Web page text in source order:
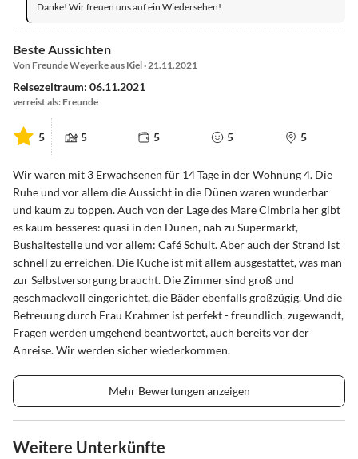
Danke! Wir freuen uns auf ein Wiedersehen!
Beste Aussichten
Von Freunde Weyerke aus Kiel · 21.11.2021
Reisezeitraum: 06.11.2021
verreist als: Freunde
5 5 5 5 5
Wir waren mit 3 Erwachsenen für 14 Tage in der Wohnung 4. Die
Ruhe und vor allem die Aussicht in die Dünen waren wunderbar
und kaum zu toppen. Auch von der Lage des Mare Cimbria her gibt
es kaum besseres: quasi in den Dünen, nah zu Supermarkt,
Bushaltestelle und vor allem: Café Schult. Aber auch der Strand ist
schnell zu erreichen. Die Küche ist mit allem ausgestattet, was man
zur Selbstversorgung braucht. Die Zimmer sind groß und
geschmackvoll eingerichtet, die Bäder ebenfalls großzügig. Und die
Betreuung durch Frau Krahmer ist perfekt - freundlich, zugewandt,
Fragen werden umgehend beantwortet, auch bereits vor der
Anreise. Wir werden sicher wiederkommen.
Mehr Bewertungen anzeigen
Weitere Unterkünfte